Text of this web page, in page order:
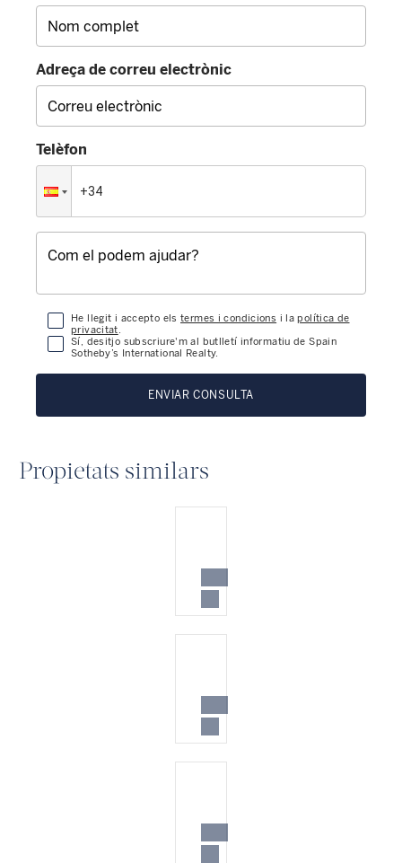
Adreça de correu electrònic
Telèfon
He llegit i accepto els termes i condicions i lapolítica de
privacitat.
Sí, desitjo subscriure'm al butlletí informatiu de Spain
Sotheby’s International Realty.
ENVIAR CONSULTA
Propietats similars